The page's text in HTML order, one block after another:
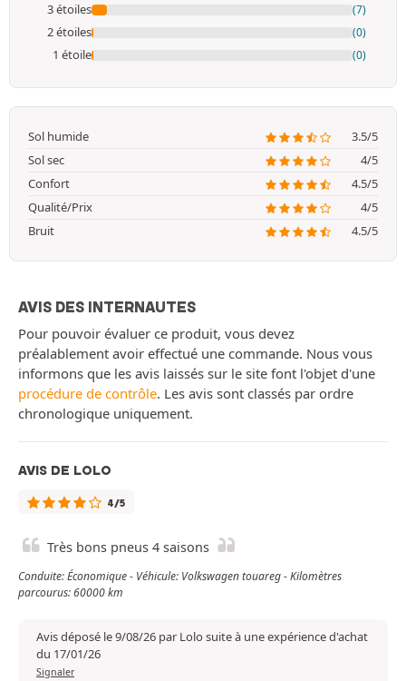
3 étoiles (7)
2 étoiles (0)
1 étoile (0)
Sol humide
3.5/5
Sol sec
4/5
Confort
4.5/5
Qualité/Prix
4/5
Bruit
4.5/5
AVIS DES INTERNAUTES
Pour pouvoir évaluer ce produit, vous devez
préalablement avoir effectué une commande. Nous vous
informons que les avis laissés sur le site font l'objet d'une
procédure de contrôle. Les avis sont classés par ordre
chronologique uniquement.
AVIS DE LOLO
4/5
Très bons pneus 4 saisons
Conduite: Économique - Véhicule: Volkswagen touareg - Kilomètres
parcourus: 60000 km
Avis déposé le 9/08/26 par Lolo suite à une expérience d'achat
du 17/01/26
Signaler